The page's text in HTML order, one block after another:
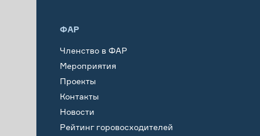
ФАР
Членство в ФАР
Мероприятия
Проекты
Контакты
Новости
Рейтинг горовосходителей